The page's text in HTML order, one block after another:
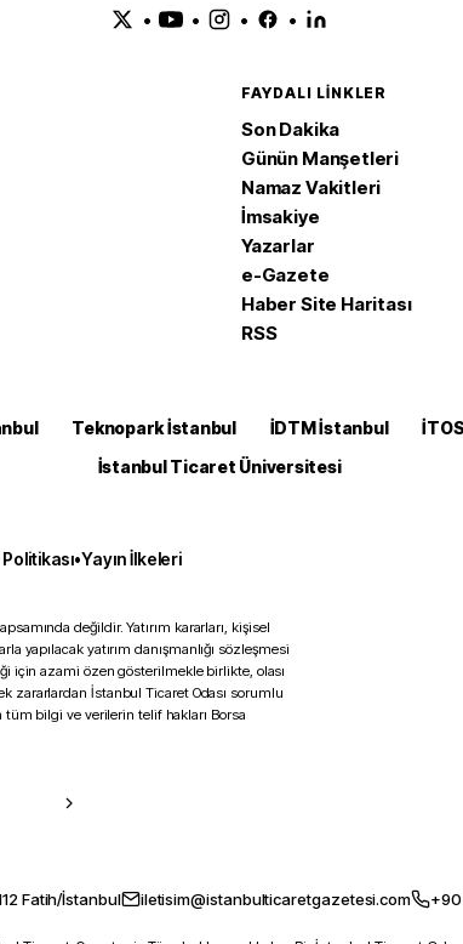
• • • •
FAYDALI LINKLER
Son Dakika
Günün Manşetleri
Namaz Vakitleri
İmsakiye
Yazarlar
e-Gazete
Haber Site Haritası
RSS
Teknopark İstanbul İDTM İstanbul
İstanbul Ticaret Üniversitesi
•Yayın İlkeleri
değildir. Yatırım kararları, kişisel
yatırım danışmanlığı sözleşmesi
için azami özen gösterilmekle birlikte, olası
zararlardan İstanbul Ticaret Odası sorumlu
tüm bilgi ve verilerin telif hakları Borsa
Fatih/İstanbul iletisim@istanbulticaretgazetesi.com +90